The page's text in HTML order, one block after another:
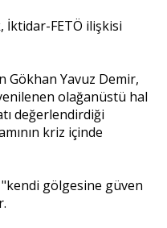
İktidar-FETÖ ilişkisi
Gökhan Yavuz Demir,
olağanüstü hal
değerlendirdiği
kriz içinde
gölgesine güven